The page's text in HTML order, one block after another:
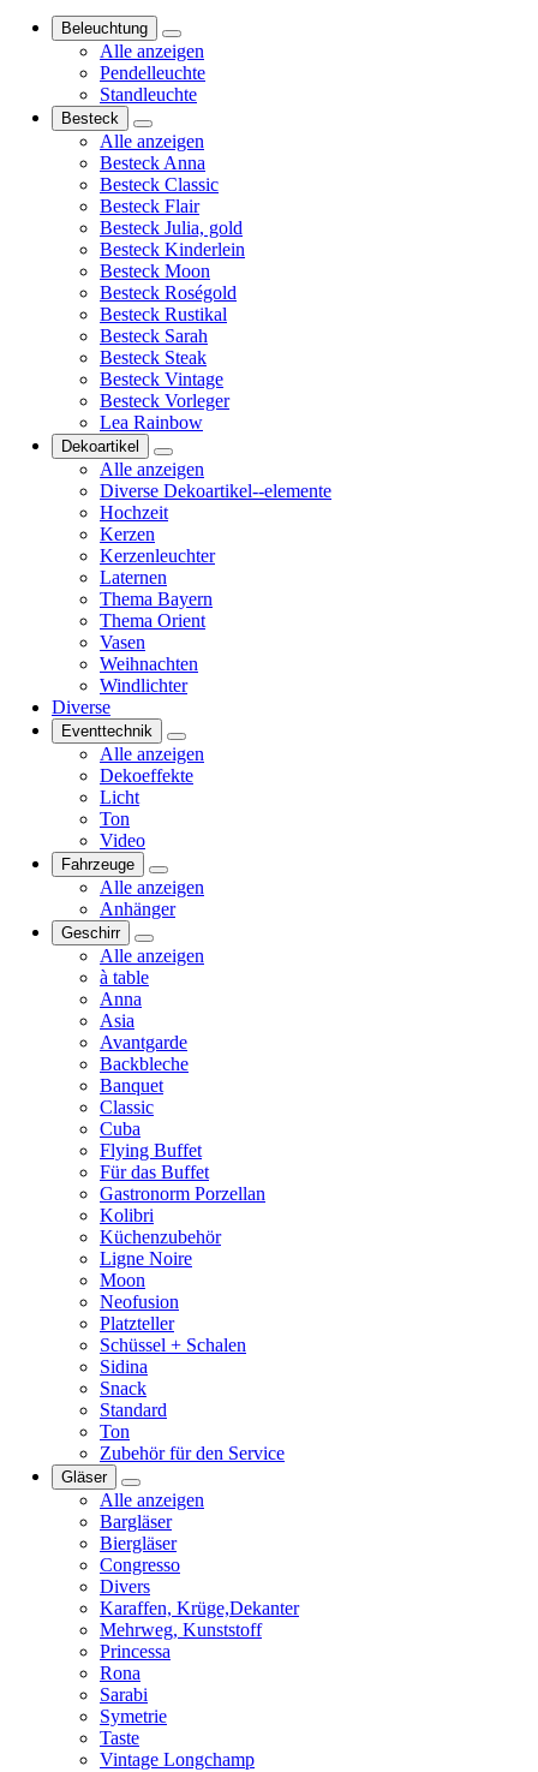
Beleuchtung
Alle anzeigen
Pendelleuchte
Standleuchte
Besteck
Alle anzeigen
Besteck Anna
Besteck Classic
Besteck Flair
Besteck Julia, gold
Besteck Kinderlein
Besteck Moon
Besteck Roségold
Besteck Rustikal
Besteck Sarah
Besteck Steak
Besteck Vintage
Besteck Vorleger
Lea Rainbow
Dekoartikel
Alle anzeigen
Diverse Dekoartikel--elemente
Hochzeit
Kerzen
Kerzenleuchter
Laternen
Thema Bayern
Thema Orient
Vasen
Weihnachten
Windlichter
Diverse
Eventtechnik
Alle anzeigen
Dekoeffekte
Licht
Ton
Video
Fahrzeuge
Alle anzeigen
Anhänger
Geschirr
Alle anzeigen
à table
Anna
Asia
Avantgarde
Backbleche
Banquet
Classic
Cuba
Flying Buffet
Für das Buffet
Gastronorm Porzellan
Kolibri
Küchenzubehör
Ligne Noire
Moon
Neofusion
Platzteller
Schüssel + Schalen
Sidina
Snack
Standard
Ton
Zubehör für den Service
Gläser
Alle anzeigen
Bargläser
Biergläser
Congresso
Divers
Karaffen, Krüge,Dekanter
Mehrweg, Kunststoff
Princessa
Rona
Sarabi
Symetrie
Taste
Vintage Longchamp